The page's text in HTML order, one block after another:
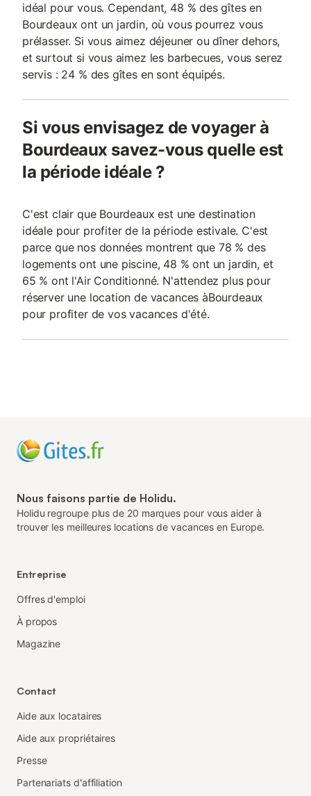
idéal pour vous. Cependant, 48 % des gîtes en
Bourdeaux ont un jardin, où vous pourrez vous
prélasser. Si vous aimez déjeuner ou dîner dehors,
et surtout si vous aimez les barbecues, vous serez
servis : 24 % des gîtes en sont équipés.
Si vous envisagez de voyager à
Bourdeaux savez-vous quelle est
la période idéale ?
C'est clair que Bourdeaux est une destination
idéale pour profiter de la période estivale. C'est
parce que nos données montrent que 78 % des
logements ont une piscine, 48 % ont un jardin, et
65 % ont l'Air Conditionné. N'attendez plus pour
réserver une location de vacances àBourdeaux
pour profiter de vos vacances d'été.
Nous faisons partie de Holidu.
Holidu regroupe plus de 20 marques pour vous aider à
trouver les meilleures locations de vacances en Europe.
Entreprise
Offres d'emploi
À propos
Magazine
Contact
Aide aux locataires
Aide aux propriétaires
Presse
Partenariats d'affiliation